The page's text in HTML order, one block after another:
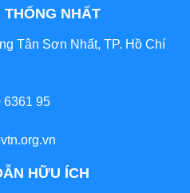
THỐNG NHẤT
Tân Sơn Nhất, TP. Hồ Chí
6361 95
HỮU ÍCH